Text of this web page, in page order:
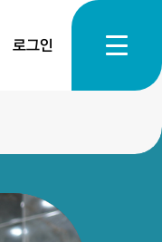
로그인